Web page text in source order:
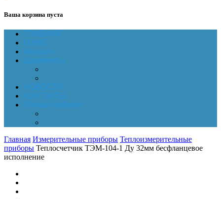
Ваша корзина пуста
ГЛАВНАЯ
О НАС
Магазин
Документы
НОВОСТИ
КОНТАКТЫ
Личный кабинет
Главная Измерительные приборы Теплоизмерительные
приборы Теплосчетчик ТЭМ-104-1 Ду 32мм бесфланцевое
исполнение